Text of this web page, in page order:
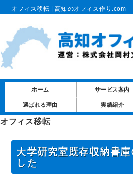
オフィス移転 | 高知のオフィス作り.com
ホーム サービス案内
選ばれる理由 実績紹介
オフィス移転
大学研究室既存収納書
した